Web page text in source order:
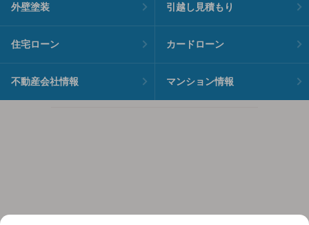
外壁塗装 引越し見積もり
住宅ローン カードローン
不動産会社情報 マンション情報